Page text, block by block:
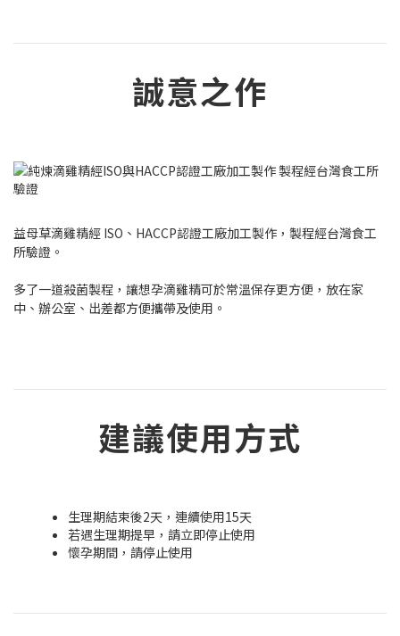
誠意之作
益母草滴雞精經 ISO、HACCP認證工廠加工製作，製程經台灣食工
所驗證。
多了一道殺菌製程，讓想孕滴雞精可於常溫保存更方便，放在家
中、辦公室、出差都方便攜帶及使用。
建議使用方式
生理期結束後2天，連續使用15天
若遇生理期提早，請立即停止使用
懷孕期間，請停止使用